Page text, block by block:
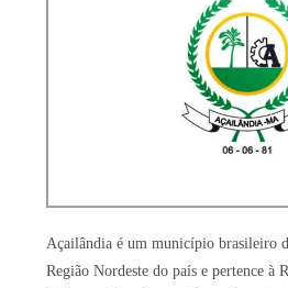
Açailândia é um município brasileiro
Região Nordeste do país e pertence à